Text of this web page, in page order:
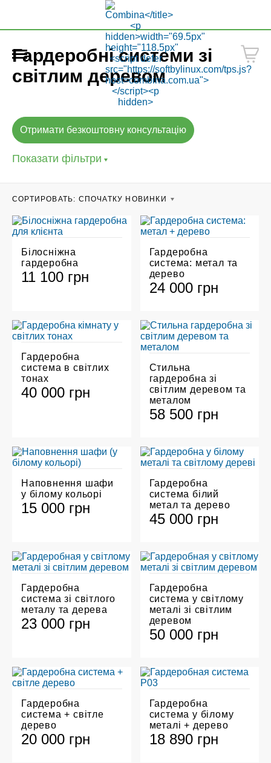
Гардеробні системи зі
світлим деревом
Отримати безкоштовну консультацію
Показати фільтри
CОРТИРОВАТЬ: СПОЧАТКУ НОВИНКИ
Білосніжна
гардеробна
11 100 грн
Гардеробна
система: метал та
дерево
24 000 грн
Гардеробна
система в світлих
тонах
40 000 грн
Стильна
гардеробна зі
світлим деревом та
металом
58 500 грн
Наповнення шафи
у білому кольорі
15 000 грн
Гардеробна
система білий
метал та дерево
45 000 грн
Гардеробна
система зі світлого
металу та дерева
23 000 грн
Гардеробна
система у світлому
металі зі світлим
деревом
50 000 грн
Гардеробна
система + світле
дерево
20 000 грн
Гардеробна
система у білому
металі + дерево
18 890 грн